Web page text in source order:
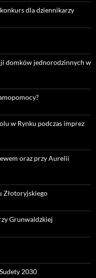
dla dziennikarzy
domków jednorodzinnych w
w Rynku podczas imprez
oraz przy Aurelii
Złotoryjskiego
Grunwaldzkiej
2030